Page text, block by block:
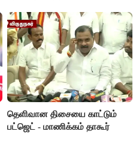
தெளிவான திசையை காட்டும்
பட்ஜெட் - மாணிக்கம் தாகூர்